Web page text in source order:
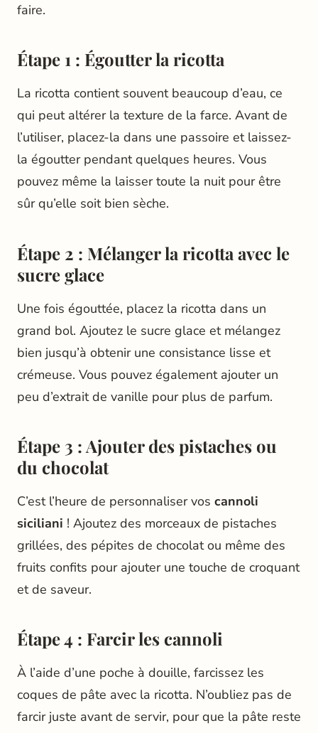
faire.
Étape 1 : Égoutter la ricotta
La ricotta contient souvent beaucoup d’eau, ce
qui peut altérer la texture de la farce. Avant de
l’utiliser, placez-la dans une passoire et laissez-
la égoutter pendant quelques heures. Vous
pouvez même la laisser toute la nuit pour être
sûr qu’elle soit bien sèche.
Étape 2 : Mélanger la ricotta avec le
sucre glace
Une fois égouttée, placez la ricotta dans un
grand bol. Ajoutez le sucre glace et mélangez
bien jusqu’à obtenir une consistance lisse et
crémeuse. Vous pouvez également ajouter un
peu d’extrait de vanille pour plus de parfum.
Étape 3 : Ajouter des pistaches ou
du chocolat
C’est l’heure de personnaliser vos cannoli
siciliani ! Ajoutez des morceaux de pistaches
grillées, des pépites de chocolat ou même des
fruits confits pour ajouter une touche de croquant
et de saveur.
Étape 4 : Farcir les cannoli
À l’aide d’une poche à douille, farcissez les
coques de pâte avec la ricotta. N’oubliez pas de
farcir juste avant de servir, pour que la pâte reste